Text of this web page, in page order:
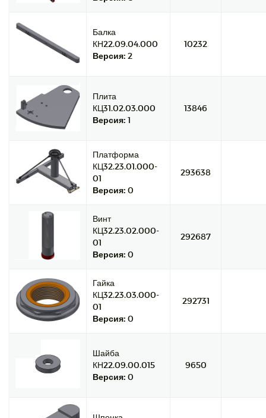
Балка
КН22.09.04.000
Версия: 2
10232
Плита
КЦ31.02.03.000
Версия: 1
13846
Платформа
КЦ32.23.01.000-
01
Версия: 0
293638
Винт
КЦ32.23.02.000-
01
Версия: 0
292687
Гайка
КЦ32.23.03.000-
01
Версия: 0
292731
Шайба
КН22.09.00.015
Версия: 0
9650